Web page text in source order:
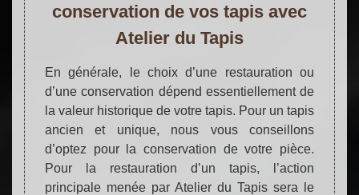
conservation de vos tapis avec
Atelier du Tapis
En générale, le choix d’une restauration ou
d’une conservation dépend essentiellement de
la valeur historique de votre tapis. Pour un tapis
ancien et unique, nous vous conseillons
d’optez pour la conservation de votre pièce.
Pour la restauration d’un tapis, l’action
principale menée par Atelier du Tapis sera le